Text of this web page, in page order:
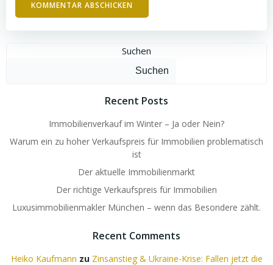
Suchen
Suchen
Recent Posts
Immobilienverkauf im Winter – Ja oder Nein?
Warum ein zu hoher Verkaufspreis für Immobilien problematisch
ist
Der aktuelle Immobilienmarkt
Der richtige Verkaufspreis für Immobilien
Luxusimmobilienmakler München – wenn das Besondere zählt.
Recent Comments
Heiko Kaufmann zu Zinsanstieg & Ukraine-Krise: Fallen jetzt die